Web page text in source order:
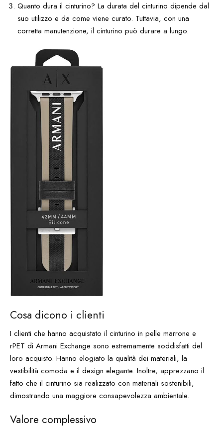
Quanto dura il cinturino? La durata del cinturino dipende dal
suo utilizzo e da come viene curato. Tuttavia, con una
corretta manutenzione, il cinturino può durare a lungo.
Cosa dicono i clienti
I clienti che hanno acquistato il cinturino in pelle marrone e
rPET di Armani Exchange sono estremamente soddisfatti del
loro acquisto. Hanno elogiato la qualità dei materiali, la
vestibilità comoda e il design elegante. Inoltre, apprezzano il
fatto che il cinturino sia realizzato con materiali sostenibili,
dimostrando una maggiore consapevolezza ambientale.
Valore complessivo